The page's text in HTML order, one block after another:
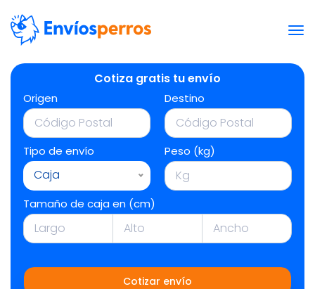
Cotiza gratis tu envío
Origen Destino
Tipo de envío
Caja
Peso (kg)
Tamaño de caja en (cm)
Cotizar envío